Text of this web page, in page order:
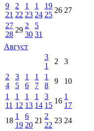
9
21
2
22
1
23
1
24
19
25
26 27
27
28
29
2
30
5
31
Август
3
1
2
3
2
4
3
5
1
6
1
7
1
8
9
10
1
11
1
12
1
13
1
14
3
15
16
1
17
18
1
19
6
20
21
2
22
23 24